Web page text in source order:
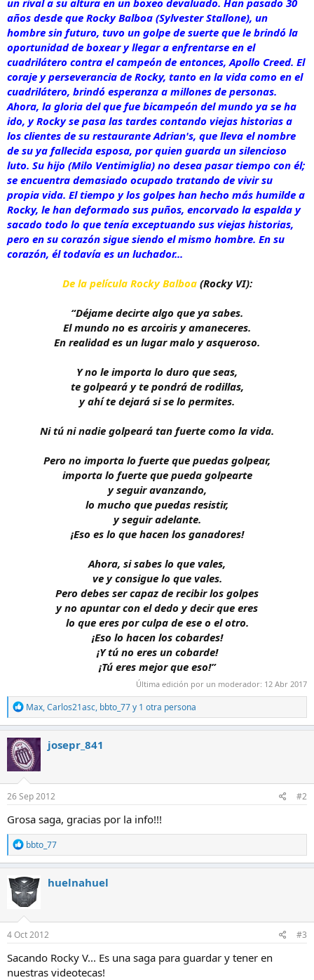
un rival a su altura en un boxeo devaluado. Han pasado 30
años desde que Rocky Balboa (Sylvester Stallone), un
hombre sin futuro, tuvo un golpe de suerte que le brindó la
oportunidad de boxear y llegar a enfrentarse en el
cuadrilátero contra el campeón de entonces, Apollo Creed. El
coraje y perseverancia de Rocky, tanto en la vida como en el
cuadrilátero, brindó esperanza a millones de personas.
Ahora, la gloria del que fue bicampeón del mundo ya se ha
ido, y Rocky se pasa las tardes contando viejas historias a
los clientes de su restaurante Adrian's, que lleva el nombre
de su ya fallecida esposa, por quien guarda un silencioso
luto. Su hijo (Milo Ventimiglia) no desea pasar tiempo con él;
se encuentra demasiado ocupado tratando de vivir su
propia vida. El tiempo y los golpes han hecho más humilde a
Rocky, le han deformado sus puños, encorvado la espalda y
sacado todo lo que tenía exceptuando sus viejas historias,
pero en su corazón sigue siendo el mismo hombre. En su
corazón, él todavía es un luchador...
De la película Rocky Balboa (Rocky VI):
“Déjame decirte algo que ya sabes.
El mundo no es arcoiris y amaneceres.
En realidad es un lugar malo y asqueroso.
Y no le importa lo duro que seas,
te golpeará y te pondrá de rodillas,
y ahí te dejará si se lo permites.
Ni tú ni nadie golpeará tan fuerte como la vida.
Pero no importa lo fuerte que puedas golpear,
importa lo fuerte que pueda golpearte
y seguir avanzando,
lo mucho que puedas resistir,
y seguir adelante.
¡Eso es lo que hacen los ganadores!
Ahora, si sabes lo que vales,
ve y consigue lo que vales.
Pero debes ser capaz de recibir los golpes
y no apuntar con el dedo y decir que eres
lo que eres por culpa de ese o el otro.
¡Eso lo hacen los cobardes!
¡Y tú no eres un cobarde!
¡Tú eres mejor que eso!”​
Última edición por un moderador: 12 Abr 2017
R
e
a
c
c
i
o
n
e
s
:
Max,Carlos21asc, bbto_77y 1 otra persona
josepr_841
26 Sep 2012 #2
Grosa saga, gracias por la info!!!
R
e
a
c
c
i
o
n
e
s
:
bbto_77
huelnahuel
4 Oct 2012 #3
Sacando Rocky V... Es una saga para guardar y tener en
nuestras videotecas!